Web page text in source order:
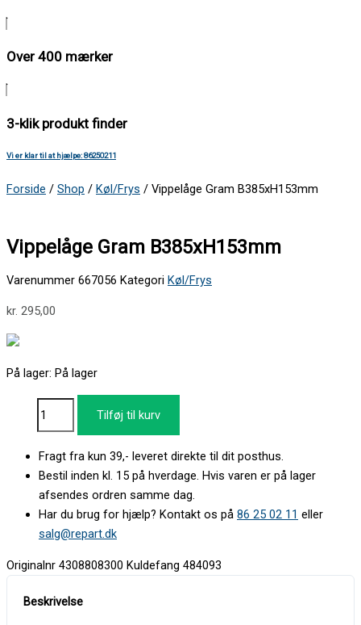
Over 400 mærker
3-klik produkt finder
Vi er klar til at hjælpe: 86250211
Forside / Shop / Køl/Frys / Vippelåge Gram B385xH153mm
Vippelåge Gram B385xH153mm
Varenummer 667056 Kategori Køl/Frys
kr. 295,00
På lager: På lager
Tilføj til kurv
Fragt fra kun 39,- leveret direkte til dit posthus.
Bestil inden kl. 15 på hverdage. Hvis varen er på lager
afsendes ordren samme dag.
Har du brug for hjælp? Kontakt os på 86 25 02 11 eller
salg@repart.dk
Originalnr 4308808300 Kuldefang 484093